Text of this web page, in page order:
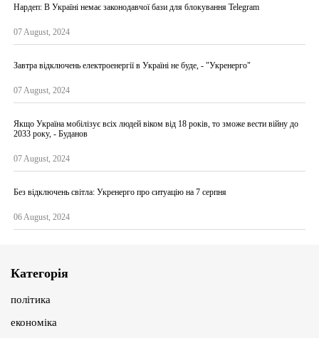
Нардеп: В Україні немає законодавчої бази для блокування Telegram
07 August, 2024
Завтра відключень електроенергії в Україні не буде, - "Укренерго"
07 August, 2024
Якщо Україна мобілізує всіх людей віком від 18 років, то зможе вести війну до
2033 року, - Буданов
07 August, 2024
Без відключень світла: Укренерго про ситуацію на 7 серпня
06 August, 2024
Категорія
політика
економіка